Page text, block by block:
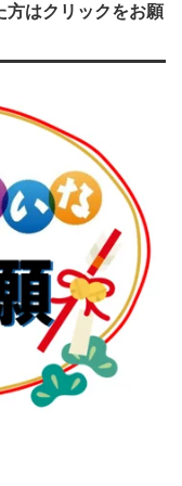
方はクリックをお願